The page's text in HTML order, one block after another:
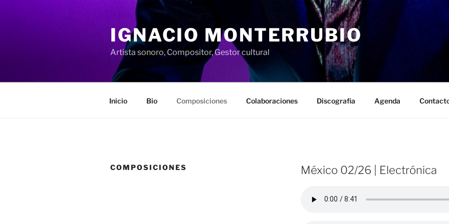
IGNACIO MONTERRUBIO
Artista sonoro, Compositor, Gestor cultural
Inicio Bio Composiciones Colaboraciones Discografia Agenda
COMPOSICIONES México 02/26 | Electrónica